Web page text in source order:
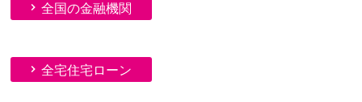
全国の金融機関
全宅住宅ローン